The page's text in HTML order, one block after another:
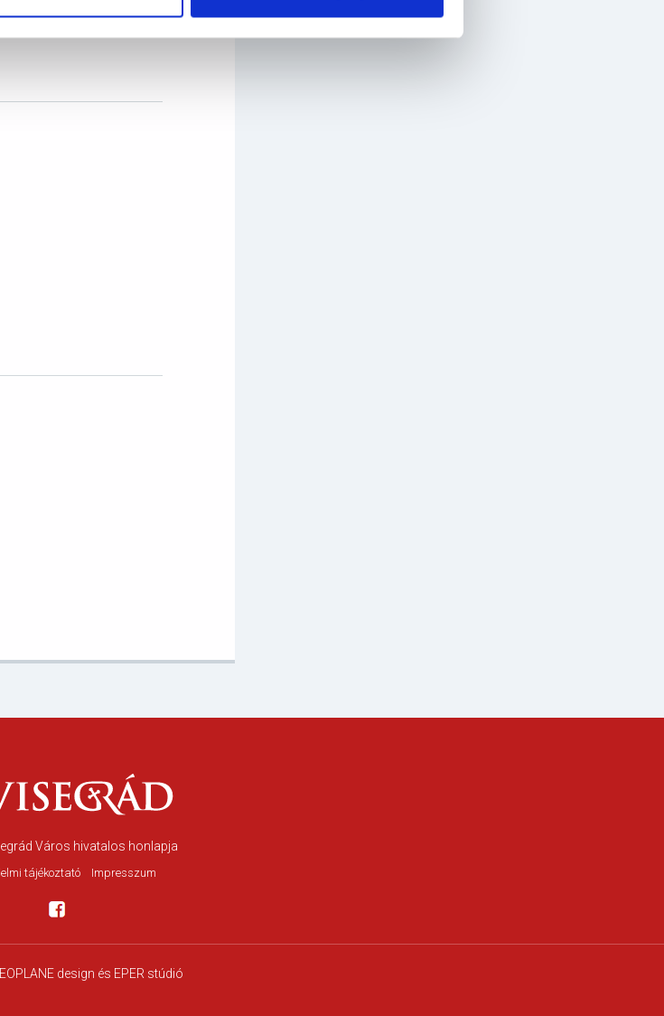
Város hivatalos honlapja
tájékoztató Impresszum
design és EPER stúdió